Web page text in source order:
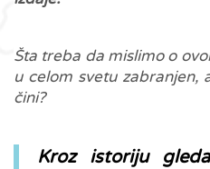
Šta treba da mislimo o
u celom svetu zabranjen,
čini?
Kroz istoriju